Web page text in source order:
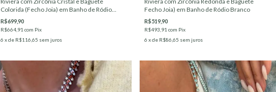
Colorida (Fecho Joia) em Banho de Ródio
Branco
R$699,90
R$664,91 com Pix
6 x de R$116,65 sem juros
Fecho Joia) em Banho de Ródio Branco
R$519,90
R$493,91com Pix
6 x de R$86,65 sem juros